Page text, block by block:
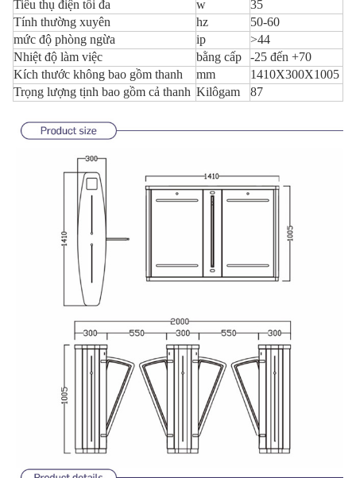
Tiêu thụ điện tối đa
w
35
Tính thường xuyên
hz
50-60
mức độ phòng ngừa
ip
>44
Nhiệt độ làm việc
bằng cấp
-25 đến +70
Kích thước không bao gồm thanh
mm
1410X300X1005
Trọng lượng tịnh bao gồm cả thanh Kilôgam 87